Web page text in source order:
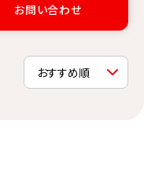
お問い合わせ